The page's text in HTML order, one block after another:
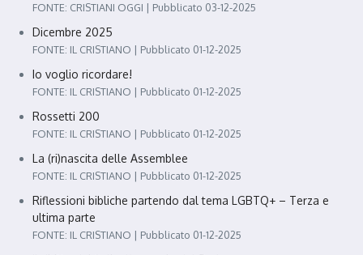
FONTE: CRISTIANI OGGI Pubblicato 03-12-2025
Dicembre 2025
FONTE: IL CRISTIANO Pubblicato 01-12-2025
Io voglio ricordare!
FONTE: IL CRISTIANO Pubblicato 01-12-2025
Rossetti 200
FONTE: IL CRISTIANO Pubblicato 01-12-2025
La (ri)nascita delle Assemblee
FONTE: IL CRISTIANO Pubblicato 01-12-2025
Riflessioni bibliche partendo dal tema LGBTQ+ – Terza e
ultima parte
FONTE: IL CRISTIANO Pubblicato 01-12-2025